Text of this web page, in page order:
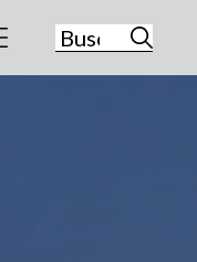
Buscar: